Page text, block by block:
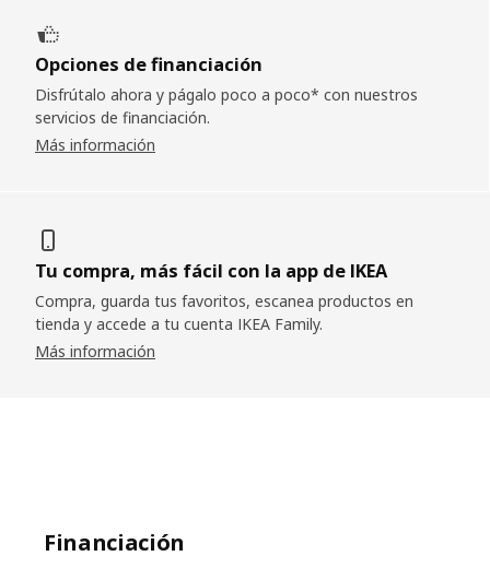
Opciones de financiación
Disfrútalo ahora y págalo poco a poco* con nuestros
servicios de financiación.
Más información
Tu compra, más fácil con la app de IKEA
Compra, guarda tus favoritos, escanea productos en
tienda y accede a tu cuenta IKEA Family.
Más información
Financiación